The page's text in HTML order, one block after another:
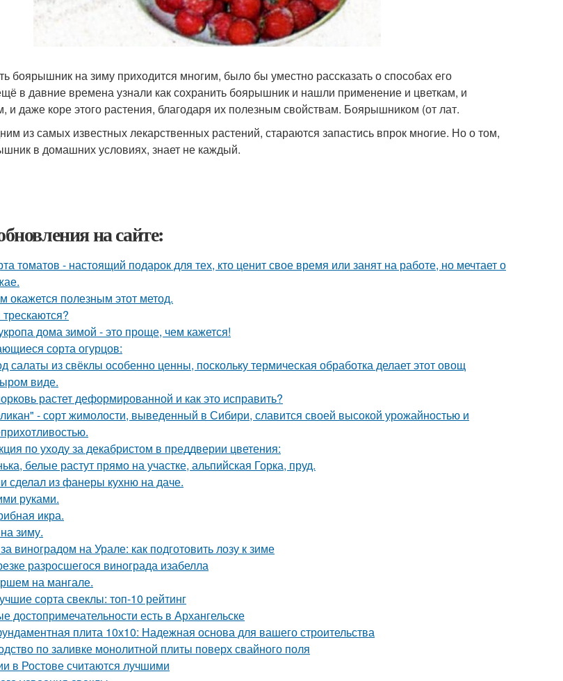
боярышник на зиму приходится многим, было бы уместно рассказать о способах его
в давние времена узнали как сохранить боярышник и нашли применение и цветкам, и
и даже коре этого растения, благодаря их полезным свойствам. Боярышником (от лат.
из самых известных лекарственных растений, стараются запастись впрок многие. Но о том,
в домашних условиях, знает не каждый.
на сайте:
томатов - настоящий подарок для тех, кто ценит свое время или занят на работе, но мечтает о
окажется полезным этот метод.
дома зимой - это проще, чем кажется!
сорта огурцов:
салаты из свёклы особенно ценны, поскольку термическая обработка делает этот овощ
виде.
растет деформированной и как это исправить?
- сорт жимолости, выведенный в Сибири, славится своей высокой урожайностью и
по уходу за декабристом в преддверии цветения:
белые растут прямо на участке, альпийская Горка, пруд.
сделал из фанеры кухню на даче.
руками.
икра.
зиму.
виноградом на Урале: как подготовить лозу к зиме
разросшегося винограда изабелла
на мангале.
сорта свеклы: топ-10 рейтинг
достопримечательности есть в Архангельске
плита 10х10: Надежная основа для вашего строительства
по заливке монолитной плиты поверх свайного поля
в Ростове считаются лучшими